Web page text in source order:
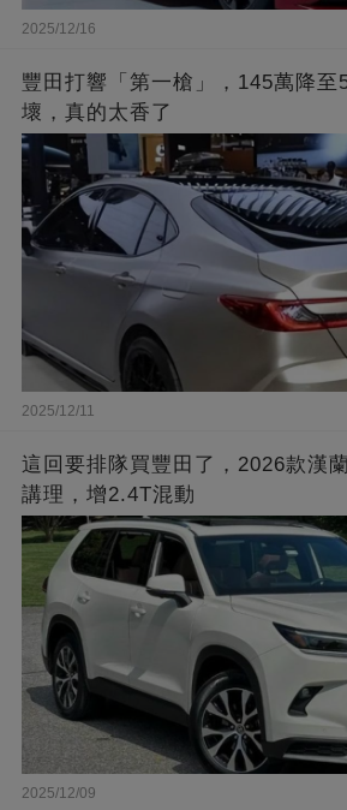
2025/12/16
豐田打響「第一槍」，145萬降至
壞，真的太香了
2025/12/11
這回要排隊買豐田了，2026款漢
講理，增2.4T混動
2025/12/09